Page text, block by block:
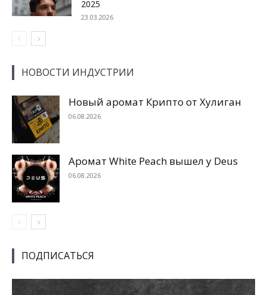
2025
23.03.2026
НОВОСТИ ИНДУСТРИИ
Новый аромат Крипто от Хулиган
06.08.2026
Аромат White Peach вышел у Deus
06.08.2026
ПОДПИСАТЬСЯ